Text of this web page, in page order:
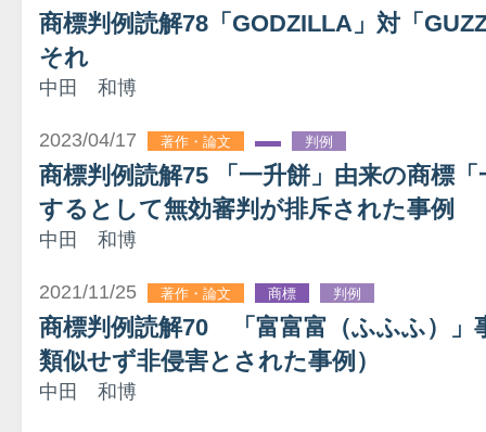
商標判例読解78「GODZILLA」対「
それ
中田 和博
2023/04/17 著作・論文 判例
商標判例読解75 「一升餅」由来の商標
するとして無効審判が排斥された事例
中田 和博
2021/11/25 著作・論文 商標 判例
商標判例読解70 「富富富（ふふふ）」
類似せず非侵害とされた事例）
中田 和博